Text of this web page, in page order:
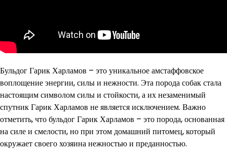
Бульдог Гарик Харламов – это уникальное амстаффовское
воплощение энергии, силы и нежности. Эта порода собак стала
настоящим символом силы и стойкости, а их незаменимый
спутник Гарик Харламов не является исключением. Важно
отметить, что бульдог Гарик Харламов – это порода, основанная
на силе и смелости, но при этом домашний питомец, который
окружает своего хозяина нежностью и преданностью.